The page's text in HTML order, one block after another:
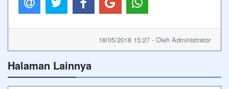
18/05/2018 15:27 - Oleh Administrator
Halaman Lainnya